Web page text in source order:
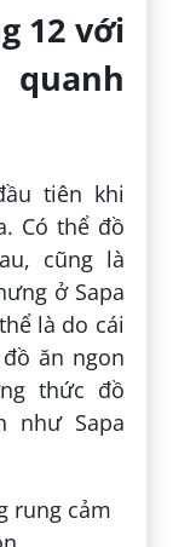
12 với
quanh
tiên khi
Có thể đồ
cũng là
ở Sapa
là do cái
ăn ngon
thức đồ
như Sapa